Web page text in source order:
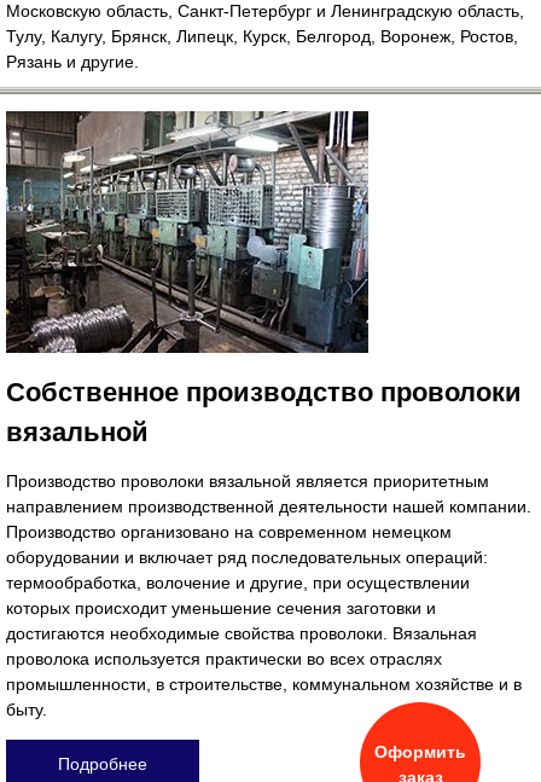
Московскую область, Санкт-Петербург и Ленинградскую область,
Тулу, Калугу, Брянск, Липецк, Курск, Белгород, Воронеж, Ростов,
Рязань и другие.
Собственное производство проволоки
вязальной
Производство проволоки вязальной является приоритетным
направлением производственной деятельности нашей компании.
Производство организовано на современном немецком
оборудовании и включает ряд последовательных операций:
термообработка, воло­чение и другие, при осуществлении
которых происходит умень­шение сечения заготовки и
достигаются необходимые свойства проволоки. Вязальная
проволока используется практически во всех отраслях
промышленности, в строительстве, коммунальном хозяйстве и в
быту.
Подробнее
Оформить
заказ